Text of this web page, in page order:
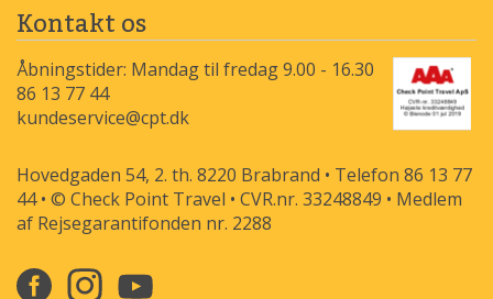
Kontakt os
Åbningstider: Mandag til fredag 9.00 - 16.30
86 13 77 44
kundeservice@cpt.dk
Hovedgaden 54, 2. th. 8220 Brabrand • Telefon 86 13 77
44 • © Check Point Travel • CVR.nr. 33248849 • Medlem
af Rejsegarantifonden nr. 2288